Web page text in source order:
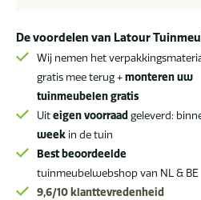
latte
aantal
De voordelen van Latour
Wij nemen het
gratis mee terug +monteren uw
tuinmeubelen gratis
Uiteigen voorraad geleverd:
week in de tuin
Best beoordeelde
tuinmeubelwebshop van NL & BE
9,6/10 klanttevredenheid